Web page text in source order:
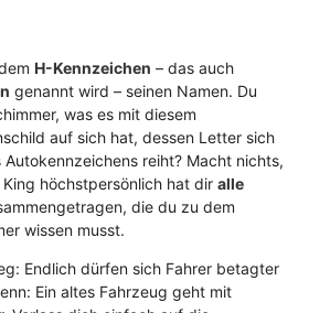
H-Kennzeichen – das auch
genannt wird – seinen Namen. Du
was es mit diesem
auf sich hat, dessen Letter sich
reiht? Macht nichts,
höchstpersönlich hat dir alle
die du zu dem
wissen musst.
Endlich dürfen sich Fahrer betagter
Ein altes Fahrzeug geht mit